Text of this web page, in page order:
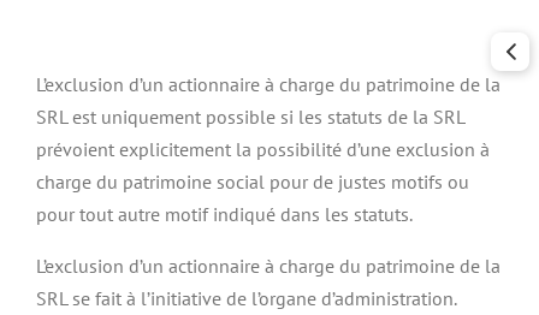
L’exclusion d’un actionnaire à charge du patrimoine de la
SRL est uniquement possible si les statuts de la SRL
prévoient explicitement la possibilité d’une exclusion à
charge du patrimoine social pour de justes motifs ou
pour tout autre motif indiqué dans les statuts.
L’exclusion d’un actionnaire à charge du patrimoine de la
SRL se fait à l’initiative de l’organe d’administration.